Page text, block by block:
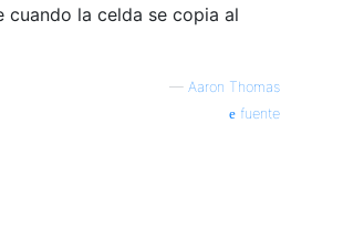
cuando la celda se copia al
— Aaron Thomas
fuente